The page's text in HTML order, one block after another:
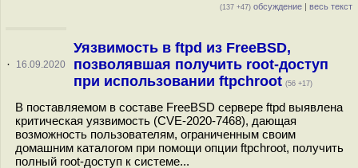
(137 +47) обсуждение | весь текст
· 16.09.2020
Уязвимость в ftpd из FreeBSD,
позволявшая получить root-доступ
при использовании ftpchroot (56 +17)
В поставляемом в составе FreeBSD сервере ftpd выявлена
критическая уязвимость (CVE-2020-7468), дающая
возможность пользователям, ограниченным своим
домашним каталогом при помощи опции ftpchroot, получить
полный root-доступ к системе...